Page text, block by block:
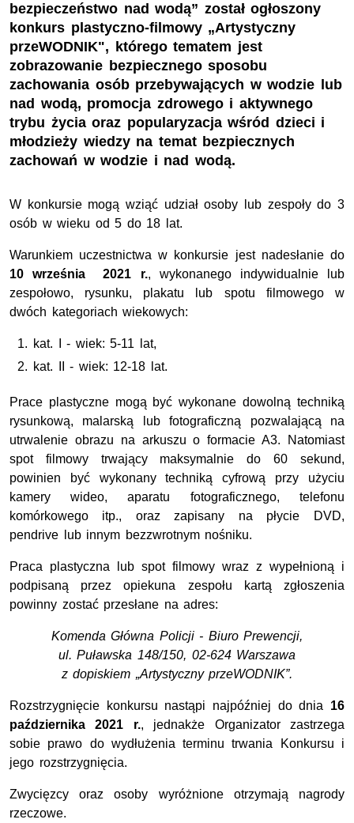
bezpieczeństwo nad wodą” został ogłoszony
konkurs plastyczno-filmowy „Artystyczny
przeWODNIK", którego tematem jest
zobrazowanie bezpiecznego sposobu
zachowania osób przebywających w wodzie lub
nad wodą, promocja zdrowego i aktywnego
trybu życia oraz popularyzacja wśród dzieci i
młodzieży wiedzy na temat bezpiecznych
zachowań w wodzie i nad wodą.
W konkursie mogą wziąć udział osoby lub zespoły do 3
osób w wieku od 5 do 18 lat.
Warunkiem uczestnictwa w konkursie jest nadesłanie do
10 września 2021 r., wykonanego indywidualnie lub
zespołowo, rysunku, plakatu lub spotu filmowego w
dwóch kategoriach wiekowych:
kat. I - wiek: 5-11 lat,
kat. II - wiek: 12-18 lat.
Prace plastyczne mogą być wykonane dowolną techniką
rysunkową, malarską lub fotograficzną pozwalającą na
utrwalenie obrazu na arkuszu o formacie A3. Natomiast
spot filmowy trwający maksymalnie do 60 sekund,
powinien być wykonany techniką cyfrową przy użyciu
kamery wideo, aparatu fotograficznego, telefonu
komórkowego itp., oraz zapisany na płycie DVD,
pendrive lub innym bezzwrotnym nośniku.
Praca plastyczna lub spot filmowy wraz z wypełnioną i
podpisaną przez opiekuna zespołu kartą zgłoszenia
powinny zostać przesłane na adres:
Komenda Główna Policji - Biuro Prewencji,
ul. Puławska 148/150, 02-624 Warszawa
z dopiskiem „Artystyczny przeWODNIK”.
Rozstrzygnięcie konkursu nastąpi najpóźniej do dnia 16
października 2021 r., jednakże Organizator zastrzega
sobie prawo do wydłużenia terminu trwania Konkursu i
jego rozstrzygnięcia.
Zwycięzcy oraz osoby wyróżnione otrzymają nagrody
rzeczowe.